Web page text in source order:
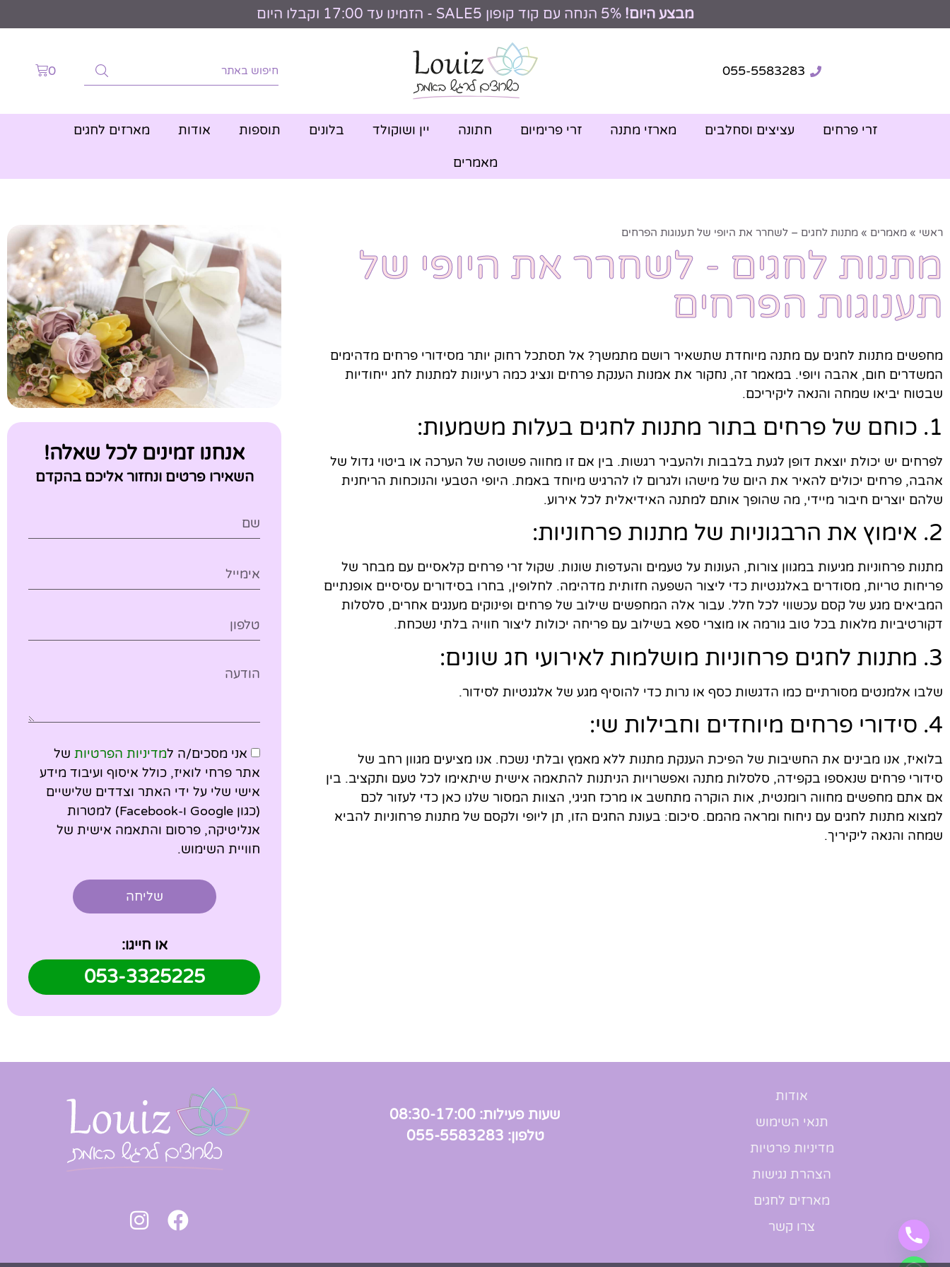
מבצע היום! 5% הנחה עם קוד קופון SALE5 - הזמינו עד 17:00 וקבלו היום
055-5583283
0
זרי פרחים עציצים וסחלבים מארזי מתנה זרי פרימיום חתונה יין ושוקולד בלונים תוספות אודות מארזים לחגים
מאמרים
ראשי » מאמרים » מתנות לחגים – לשחרר את היופי של תענוגות הפרחים
מתנות לחגים - לשחרר את היופי של
תענוגות הפרחים
מחפשים מתנות לחגים עם מתנה מיוחדת שתשאיר רושם מתמשך? אל תסתכל רחוק יותר מסידורי פרחים מדהימים
המשדרים חום, אהבה ויופי. במאמר זה, נחקור את אמנות הענקת פרחים ונציג כמה רעיונות למתנות לחג ייחודיות
שבטוח יביאו שמחה והנאה ליקיריכם.
1. כוחם של פרחים בתור מתנות לחגים בעלות משמעות:
לפרחים יש יכולת יוצאת דופן לגעת בלבבות ולהעביר רגשות. בין אם זו מחווה פשוטה של ​​הערכה או ביטוי גדול של
אהבה, פרחים יכולים להאיר את היום של מישהו ולגרום לו להרגיש מיוחד באמת. היופי הטבעי והנוכחות הריחנית
שלהם יוצרים חיבור מיידי, מה שהופך אותם למתנה האידיאלית לכל אירוע.
2. אימוץ את הרבגוניות של מתנות פרחוניות:
מתנות פרחוניות מגיעות במגוון צורות, העונות על טעמים והעדפות שונות. שקול זרי פרחים קלאסיים עם מבחר של
פריחות טריות, מסודרים באלגנטיות כדי ליצור השפעה חזותית מדהימה. לחלופין, בחרו בסידורים עסיסיים אופנתיים
המביאים מגע של קסם עכשווי לכל חלל. עבור אלה המחפשים שילוב של פרחים ופינוקים מענגים אחרים, סלסלות
דקורטיביות מלאות בכל טוב גורמה או מוצרי ספא בשילוב עם פריחה יכולות ליצור חוויה בלתי נשכחת.
3. מתנות לחגים פרחוניות מושלמות לאירועי חג שונים:
שלבו אלמנטים מסורתיים כמו הדגשות כסף או נרות כדי להוסיף מגע של אלגנטיות לסידור.
4. סידורי פרחים מיוחדים וחבילות שי:
בלואיז, אנו מבינים את החשיבות של הפיכת הענקת מתנות ללא מאמץ ובלתי נשכח. אנו מציעים מגוון רחב של
סידורי פרחים שנאספו בקפידה, סלסלות מתנה ואפשרויות הניתנות להתאמה אישית שיתאימו לכל טעם ותקציב. בין
אם אתם מחפשים מחווה רומנטית, אות הוקרה מתחשב או מרכז חגיגי, הצוות המסור שלנו כאן כדי לעזור לכם
למצוא מתנות לחגים עם ניחוח ומראה מהמם. סיכום: בעונת החגים הזו, תן ליופי ולקסם של מתנות פרחוניות להביא
שמחה והנאה ליקיריך.
אנחנו זמינים לכל שאלה!
השאירו פרטים ונחזור אליכם בהקדם
אני מסכים/ה למדיניות הפרטיותשל
אתר פרחי לואיז, כולל איסוף ועיבוד מידע
אישי שלי על ידי האתר וצדדים שלישיים
(כגון Google ו-Facebook) למטרות
אנליטיקה, פרסום והתאמה אישית של
חוויית השימוש.
שליחה
או חייגו:
053-3325225
אודות
תנאי השימוש
מדיניות פרטיות
הצהרת נגישות
מארזים לחגים
צרו קשר
שעות פעילות: 08:30-17:00
טלפון: 055-5583283